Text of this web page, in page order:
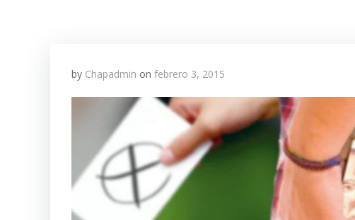
by Chapadmin on febrero 3, 2015